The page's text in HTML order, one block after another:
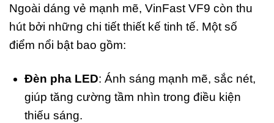
Ngoài dáng vẻ mạnh mẽ, VinFast VF9 còn thu
hút bởi những chi tiết thiết kế tinh tế. Một số
điểm nổi bật bao gồm:
Đèn pha LED: Ánh sáng mạnh mẽ, sắc nét,
giúp tăng cường tầm nhìn trong điều kiện
thiếu sáng.